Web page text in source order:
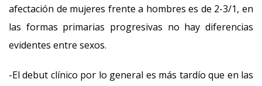
afectación de mujeres frente a hombres es de 2-3/1, en
las formas primarias progresivas no hay diferencias
evidentes entre sexos.
-El debut clínico por lo general es más tardío que en las